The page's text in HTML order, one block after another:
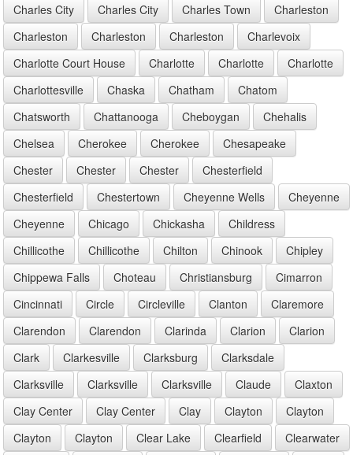
Charles City
Charles City Charles Town
Charleston
Charleston
Charleston Charleston
Charlevoix
Charlotte Court House
Charlotte Charlotte
Charlotte
Charlottesville
Chaska Chatham
Chatom
Chatsworth
Chattanooga Cheboygan
Chehalis
Chelsea
Cherokee Cherokee
Chesapeake
Chester
Chester Chester
Chesterfield
Chesterfield
Chestertown Cheyenne Wells
Cheyenne
Cheyenne
Chicago Chickasha
Childress
Chillicothe
Chillicothe Chilton Chinook
Chipley
Chippewa Falls
Choteau Christiansburg
Cimarron
Cincinnati
Circle Circleville Clanton
Claremore
Clarendon
Clarendon Clarinda Clarion
Clarion
Clark
Clarkesville Clarksburg
Clarksdale
Clarksville
Clarksville Clarksville Claude
Claxton
Clay Center
Clay Center Clay Clayton
Clayton
Clayton
Clayton Clear Lake Clearfield
Clearwater